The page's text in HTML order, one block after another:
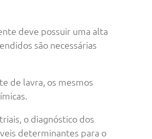
deve possuir uma alta
são necessárias
de lavra, os mesmos
o diagnóstico dos
determinantes para o